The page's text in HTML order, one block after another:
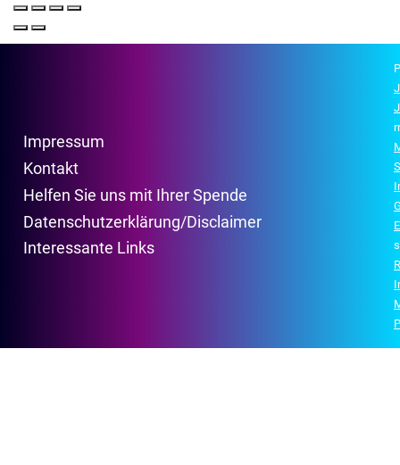
Impressum
Kontakt
Helfen Sie uns mit Ihrer Spende
Datenschutzerklärung/Disclaimer
Interessante Links